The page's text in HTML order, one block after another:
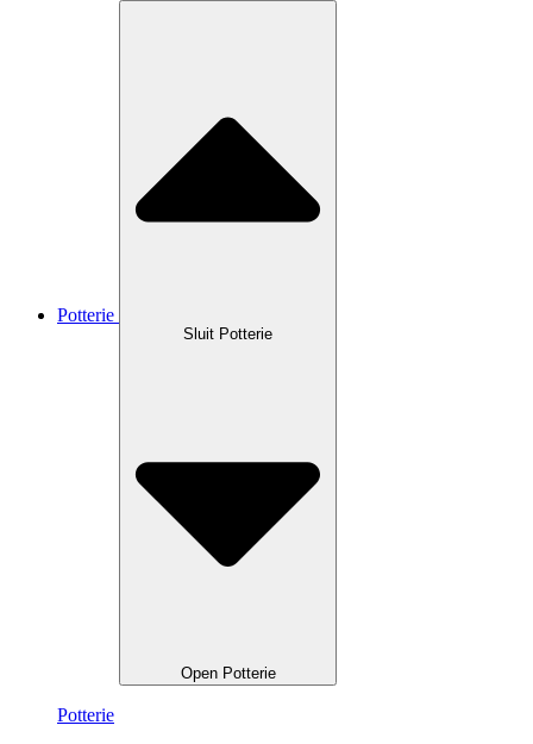
Potterie
Sluit Potterie
Open Potterie
Potterie